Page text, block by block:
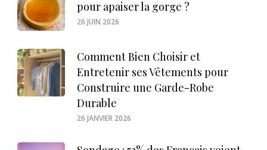
pour apaiser la gorge ?
26 JUIN 2026
Comment Bien Choisir et
Entretenir ses Vêtements pour
Construire une Garde-Robe
Durable
26 JANVIER 2026